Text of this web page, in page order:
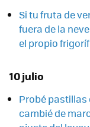
Si tu fruta de
fuera de la
el propio
10 julio
Probé
cambié de